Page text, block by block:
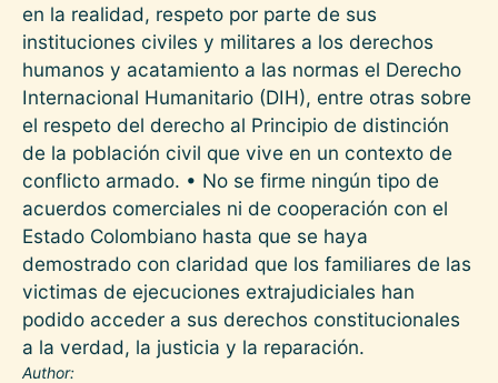
en la realidad, respeto por parte de sus
instituciones civiles y militares a los derechos
humanos y acatamiento a las normas el Derecho
Internacional Humanitario (DIH), entre otras sobre
el respeto del derecho al Principio de distinción
de la población civil que vive en un contexto de
conflicto armado. • No se firme ningún tipo de
acuerdos comerciales ni de cooperación con el
Estado Colombiano hasta que se haya
demostrado con claridad que los familiares de las
victimas de ejecuciones extrajudiciales han
podido acceder a sus derechos constitucionales
a la verdad, la justicia y la reparación.
Author